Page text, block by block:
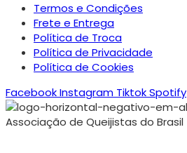
Termos e Condições
Frete e Entrega
Política de Troca
Política de Privacidade
Política de Cookies
FacebookInstagram TiktokSpotify
Associação de Queijistas do Brasil